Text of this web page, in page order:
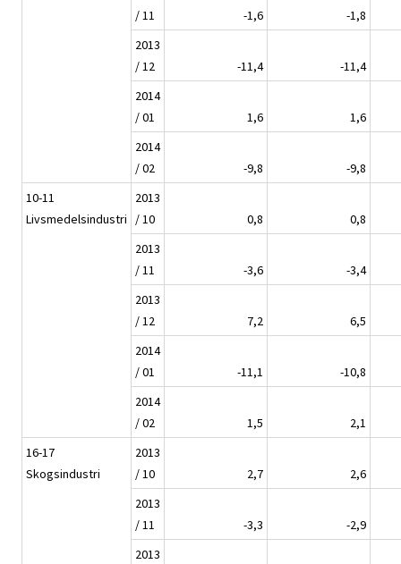
/ 11
-1,6
-1,8
2013
/ 12
-11,4
-11,4
2014
/ 01
1,6
1,6
2014
/ 02
-9,8
-9,8
10-11
Livsmedelsindustri
2013
/ 10
0,8
0,8
2013
/ 11
-3,6
-3,4
2013
/ 12
7,2
6,5
2014
/ 01
-11,1
-10,8
2014
/ 02
1,5
2,1
16-17
Skogsindustri
2013
/ 10
2,7
2,6
2013
/ 11
-3,3
-2,9
2013